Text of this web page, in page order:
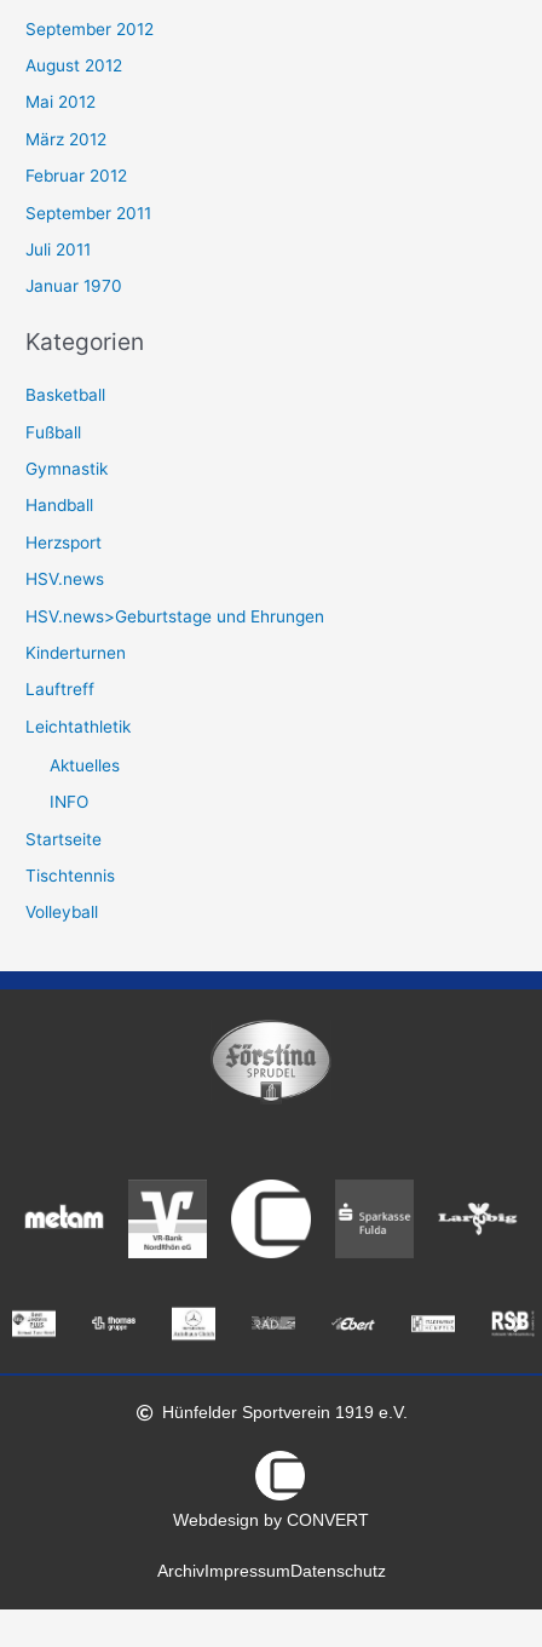
September 2012
August 2012
Mai 2012
März 2012
Februar 2012
September 2011
Juli 2011
Januar 1970
Kategorien
Basketball
Fußball
Gymnastik
Handball
Herzsport
HSV.news
HSV.news>Geburtstage und Ehrungen
Kinderturnen
Lauftreff
Leichtathletik
Aktuelles
INFO
Startseite
Tischtennis
Volleyball
Hünfelder Sportverein 1919 e.V.
Webdesign by CONVERT
ArchivImpressum Datenschutz